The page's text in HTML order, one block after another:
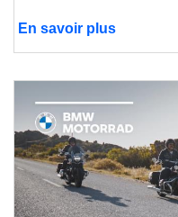
En savoir plus